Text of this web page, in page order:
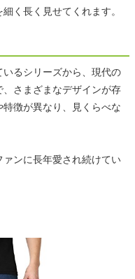
く長く見せてくれます。
るシリーズから、現代の
さまざまなデザインが存
徴が異なり、見くらべな
ンに長年愛され続けてい